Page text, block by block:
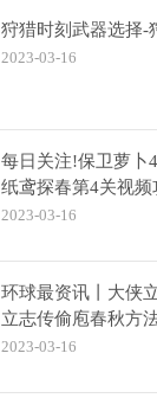
狩猎时刻武器选择-
2023-03-16
每日关注!保卫萝卜
纸鸢探春第4关视频
2023-03-16
环球最资讯丨大侠
立志传偷庖春秋方
2023-03-16